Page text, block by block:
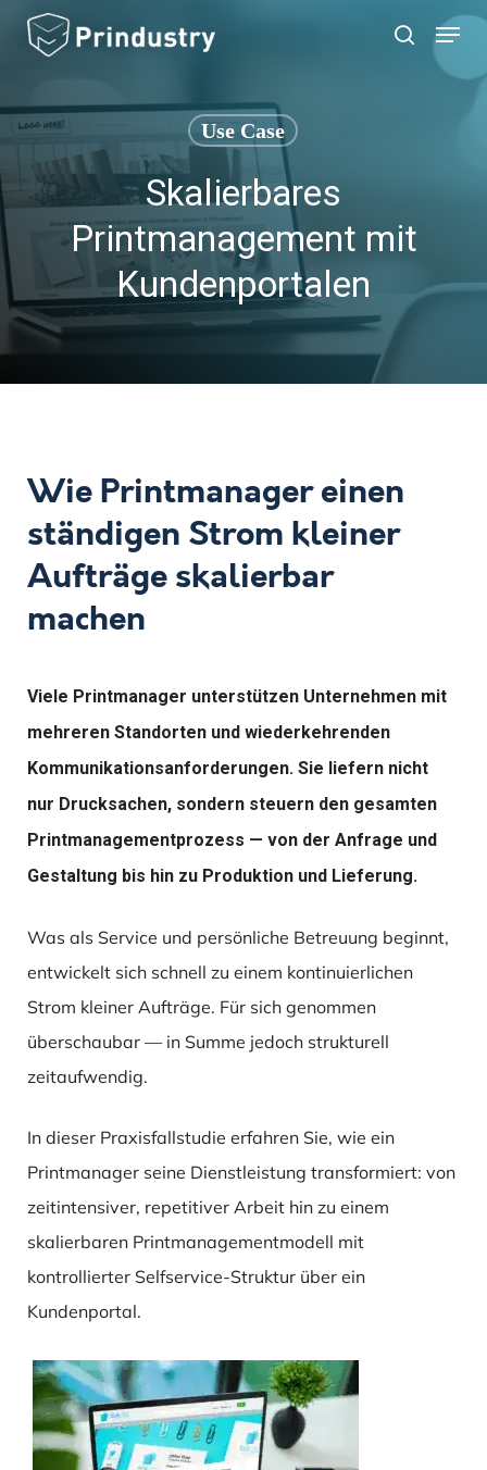
Skip
content
search
Menu
Use Case
Skalierbares
Printmanagement mit
Kundenportalen
Wie Printmanager einen
ständigen Strom kleiner
Aufträge skalierbar
machen
Viele Printmanager unterstützen Unternehmen mit
mehreren Standorten und wiederkehrenden
Kommunikationsanforderungen. Sie liefern nicht
nur Drucksachen, sondern steuern den gesamten
Printmanagementprozess — von der Anfrage und
Gestaltung bis hin zu Produktion und Lieferung.
Was als Service und persönliche Betreuung beginnt,
entwickelt sich schnell zu einem kontinuierlichen
Strom kleiner Aufträge. Für sich genommen
überschaubar — in Summe jedoch strukturell
zeitaufwendig.
In dieser Praxisfallstudie erfahren Sie, wie ein
Printmanager seine Dienstleistung transformiert: von
zeitintensiver, repetitiver Arbeit hin zu einem
skalierbaren Printmanagementmodell mit
kontrollierter Selfservice-Struktur über ein
Kundenportal.